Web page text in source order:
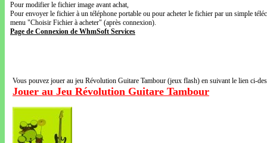
Pour modifier le fichier image avant achat,
Pour envoyer le fichier à un téléphone portable ou pour acheter le fichier par un simple
menu "Choisir Fichier à acheter" (après connexion).
Page de Connexion de WhmSoft Services
Vous pouvez jouer au jeu Révolution Guitare Tambour (jeux flash) en suivant le lien ci-
Jouer au Jeu Révolution Guitare Tambour